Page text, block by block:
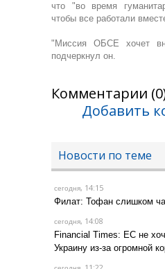
что "во время
чтобы все работали
"Миссия ОБСЕ хочет
подчеркнул он.
Комментарии
Добавить
Новости по теме
сегодня, 14:15
Филат: Тофан слишком
сегодня, 14:08
Financial Times: ЕС не
Украину из-за огромной